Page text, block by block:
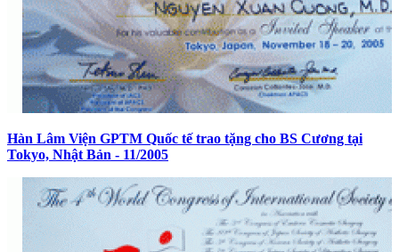
Hàn Lâm Viện GPTM Quốc tế trao tặng cho BS Cương tại
Tokyo, Nhật Bản - 11/2005